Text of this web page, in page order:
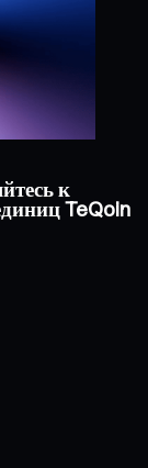
к
TeQoin